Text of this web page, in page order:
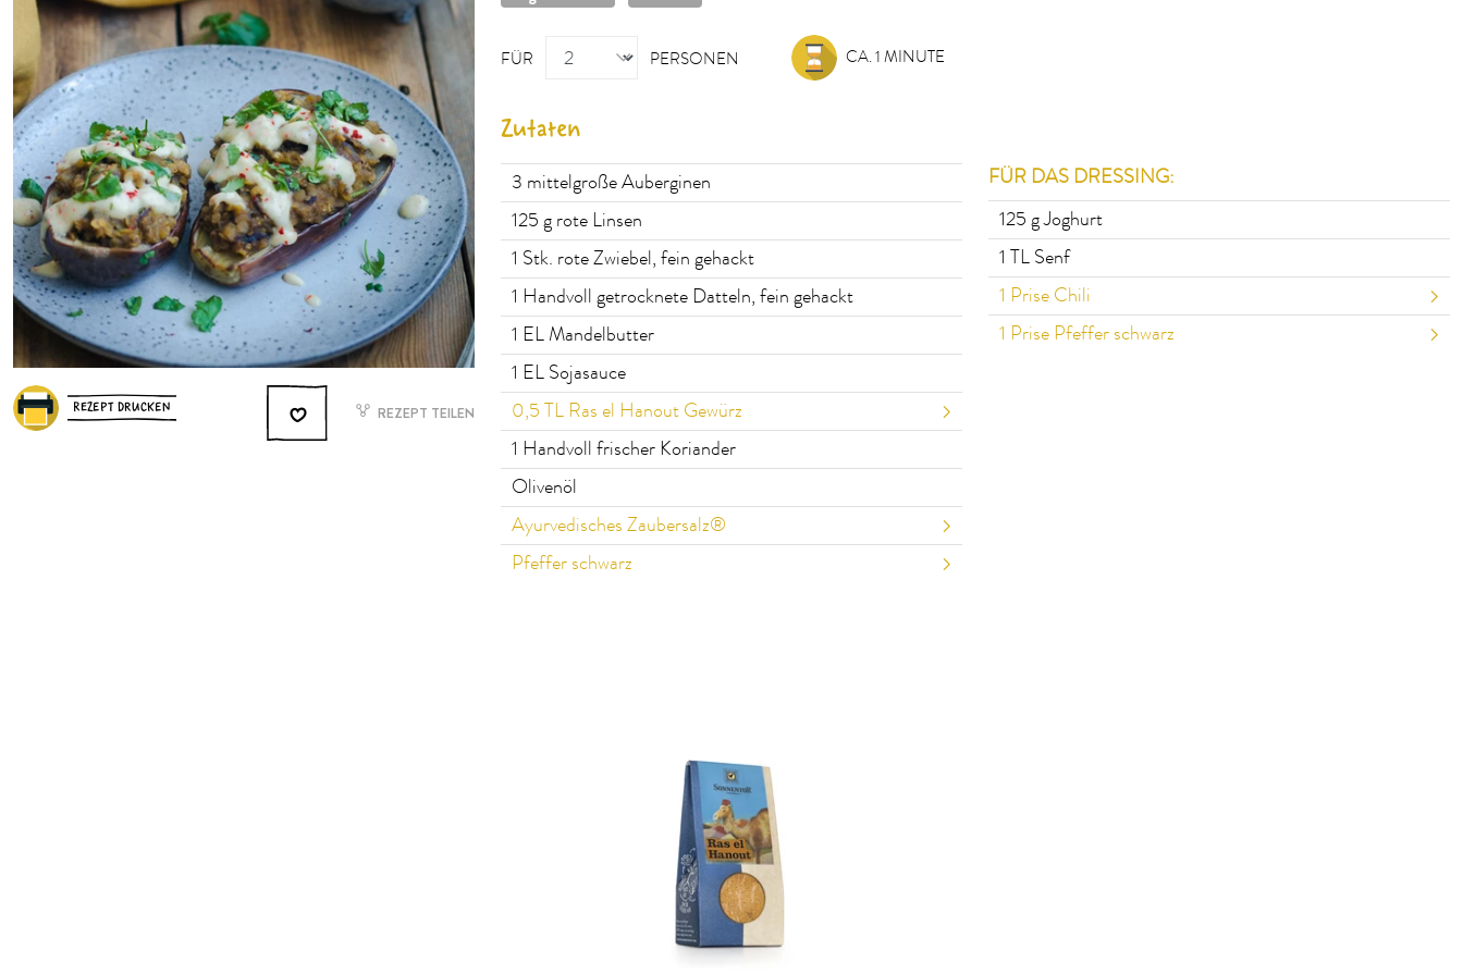
REZEPT DRUCKEN REZEPT TEILEN
FÜR
PERSONEN
PERSONEN CA. 1 MINUTE
Zutaten
3 mittelgroße Auberginen
125 g rote Linsen
1 Stk. rote Zwiebel, fein gehackt
1 Handvoll getrocknete Datteln, fein gehackt
1 EL Mandelbutter
1 EL Sojasauce
0,5 TL Ras el Hanout Gewürz
1 Handvoll frischer Koriander
Olivenöl
Ayurvedisches Zaubersalz®
Pfeffer schwarz
FÜR DAS DRESSING:
125 g Joghurt
1 TL Senf
1 Prise Chili
1 Prise Pfeffer schwarz